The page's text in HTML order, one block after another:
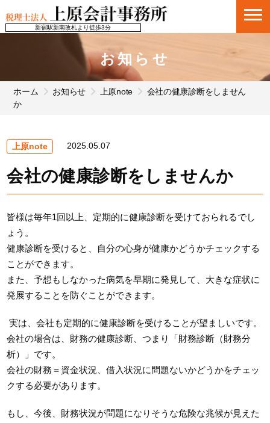
新宿駅新南改札より徒歩3分
お知らせ
ホーム お知らせ 上原note
会社の健康診断をしません
か
上原note 2025.05.07
会社の健康診断をしませんか
皆様は毎年1回以上、定期的に健康診断を受けておられるでし
ょう。
健康診断を受けると、自分の心身が健康かどうかチェックする
ことができます。
また、予想もしなかった病気を早期に発見して、大きな症状に
発展することを防ぐことができます。
実は、会社も定期的に健康診断を受けることが望ましいです。
会社の場合は、財務の健康診断、つまり「財務診断（財務分
析）」です。
会社の財務＝資金状況、借入状況に問題ないかどうかをチェッ
クする必要があります。
もし、今後、財務状況が問題になりそうな危険な兆候が見えた